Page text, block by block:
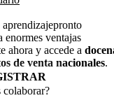
aprendizajepronto
enormes ventajas
ahora y accede a
de venta nacionales.
colaborar?